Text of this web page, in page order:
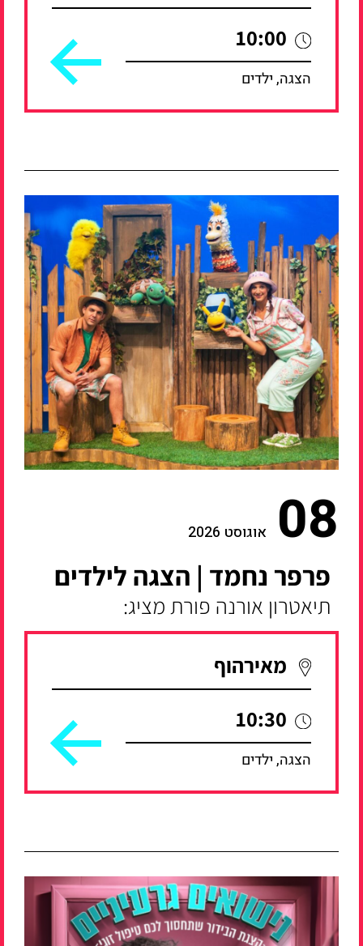
10:00
הצגה, ילדים
08 אוגוסט 2026
פרפר נחמד | הצגה לילדים
תיאטרון אורנה פורת מציג:
מאירהוף
10:30
הצגה, ילדים